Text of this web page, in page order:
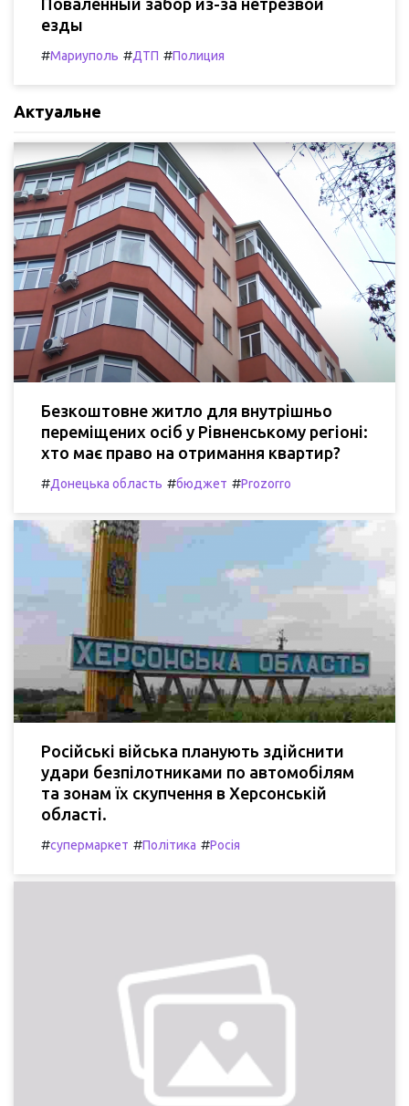
Поваленный забор из-за нетрезвой
езды
#Мариуполь #ДТП #Полиция
Актуальне
Безкоштовне житло для внутрішньо
переміщених осіб у Рівненському регіоні:
хто має право на отримання квартир?
#Донецька область #бюджет #Prozorro
Російські війська планують здійснити
удари безпілотниками по автомобілям
та зонам їх скупчення в Херсонській
області.
#супермаркет #Політика #Росія